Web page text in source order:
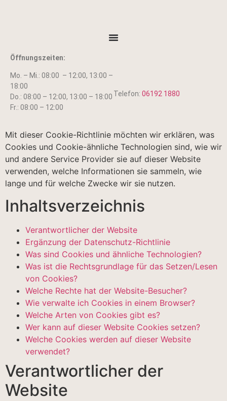
Öffnungszeiten:
Mo. – Mi.: 08:00 – 12:00, 13:00 –
18:00
Do.: 08:00 – 12:00, 13:00 – 18:00
Fr.: 08:00 – 12:00
Telefon: 06192 1880
Mit dieser Cookie-Richtlinie möchten wir erklären, was
Cookies und Cookie-ähnliche Technologien sind, wie wir
und andere Service Provider sie auf dieser Website
verwenden, welche Informationen sie sammeln, wie
lange und für welche Zwecke wir sie nutzen.
Inhaltsverzeichnis
Verantwortlicher der Website
Ergänzung der Datenschutz-Richtlinie
Was sind Cookies und ähnliche Technologien?
Was ist die Rechtsgrundlage für das Setzen/Lesen
von Cookies?
Welche Rechte hat der Website-Besucher?
Wie verwalte ich Cookies in einem Browser?
Welche Arten von Cookies gibt es?
Wer kann auf dieser Website Cookies setzen?
Welche Cookies werden auf dieser Website
verwendet?
Verantwortlicher der
Website